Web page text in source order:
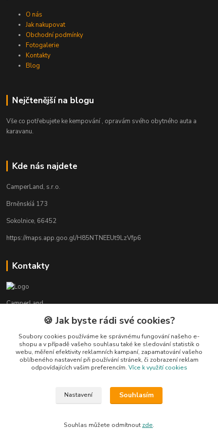
O nás
Jak nakupovat
Obchodní podmínky
Fotogalerie
Kontakty
Blog
Nejčtenější na blogu
Vše co potřebujete ke kempování , opravám svého obytného auta a
karavanu.
Kde nás najdete
CamperLand, s.r.o.
Brněnskíá 173
Sokolnice, 66452
https://maps.app.goo.gl/H85NTNEEUt9LzVfp6
Kontakty
CamperLand
Martin
+420 603440524
(Po-Pá, 8-17 hod.)
camperland@seznam.cz
🍪 Jak byste rádi své cookies?
Soubory cookies používáme ke správnému fungování našeho e-
shopu a v případě vašeho souhlasu také ke sledování statistik o
webu, měření efektivity reklamních kampaní, zapamatování vašeho
oblíbeného nastavení při používání stránek, či zobrazení reklam
odpovídajících vašim preferencím. Více k využití cookies
Nastavení Souhlasím
Souhlas můžete odmítnout zde.